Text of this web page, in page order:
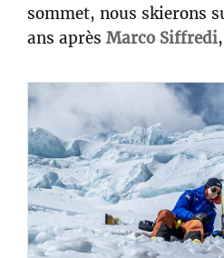
sommet, nous skierons
ans après Marco Siffredi